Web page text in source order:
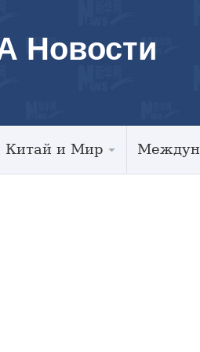
Новости
Китай и Мир